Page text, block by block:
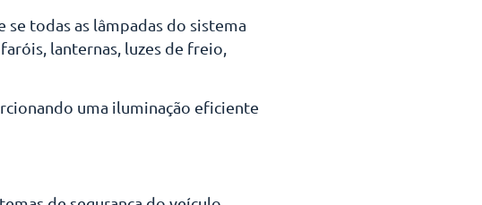
todas as lâmpadas do sistema
lanternas, luzes de freio,
uma iluminação eficiente